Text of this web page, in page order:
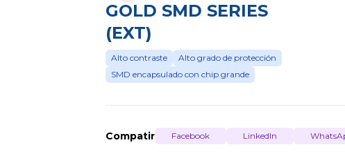
GOLD SMD SERIES
(EXT)
Alto contraste
Alto grado de protección
SMD encapsulado con chip grande
Compatir Facebook LinkedIn